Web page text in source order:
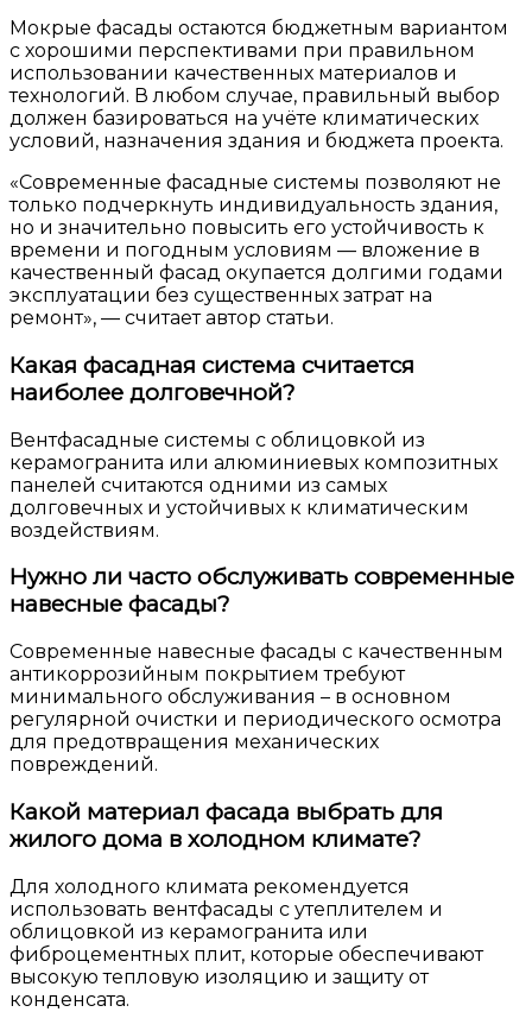
Мокрые фасады остаются бюджетным вариантом
с хорошими перспективами при правильном
использовании качественных материалов и
технологий. В любом случае, правильный выбор
должен базироваться на учёте климатических
условий, назначения здания и бюджета проекта.
«Современные фасадные системы позволяют не
только подчеркнуть индивидуальность здания,
но и значительно повысить его устойчивость к
времени и погодным условиям — вложение в
качественный фасад окупается долгими годами
эксплуатации без существенных затрат на
ремонт», — считает автор статьи.
Какая фасадная система считается
наиболее долговечной?
Вентфасадные системы с облицовкой из
керамогранита или алюминиевых композитных
панелей считаются одними из самых
долговечных и устойчивых к климатическим
воздействиям.
Нужно ли часто обслуживать современные
навесные фасады?
Современные навесные фасады с качественным
антикоррозийным покрытием требуют
минимального обслуживания – в основном
регулярной очистки и периодического осмотра
для предотвращения механических
повреждений.
Какой материал фасада выбрать для
жилого дома в холодном климате?
Для холодного климата рекомендуется
использовать вентфасады с утеплителем и
облицовкой из керамогранита или
фиброцементных плит, которые обеспечивают
высокую тепловую изоляцию и защиту от
конденсата.